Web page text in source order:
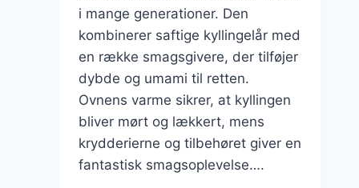
i mange generationer. Den
kombinerer saftige kyllingelår med
en række smagsgivere, der tilføjer
dybde og umami til retten.
Ovnens varme sikrer, at kyllingen
bliver mørt og lækkert, mens
krydderierne og tilbehøret giver en
fantastisk smagsoplevelse….